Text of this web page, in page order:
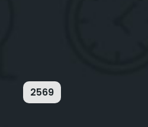
2569